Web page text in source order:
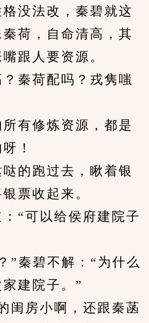
没法改，秦碧就这
荷，自命清高，其
跟人要资源。
荷配吗？戎隽嗤
修炼资源，都是
！
跑过去，瞅着银
票收起来。
可以给侯府建院子
碧不解：“为什么
建院子。”
房小啊，还跟秦菡